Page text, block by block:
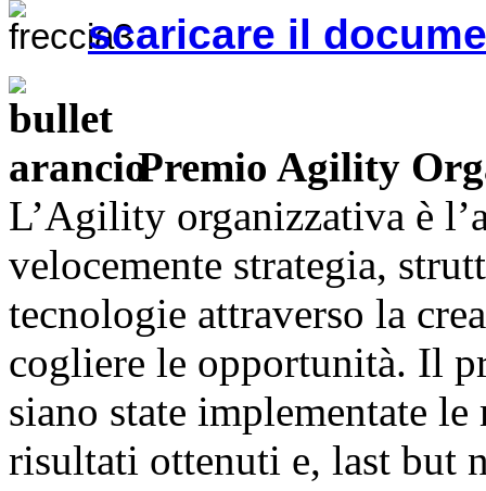
scaricare il
Premio Agility
L’Agility organizzativa è
velocemente strategia,
tecnologie attraverso la
cogliere le opportunità. Il
siano state implementate
risultati ottenuti e, last but